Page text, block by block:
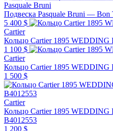
Pasquale Bruni
Подвеска Pasquale Bruni — Bon
5 400 $
Cartier
Кольцо Cartier 1895
1 100 $
Cartier
Кольцо Cartier 1895 WEDDING
1 500 $
Cartier
Кольцо Cartier 1895
B4012553
1 200 $